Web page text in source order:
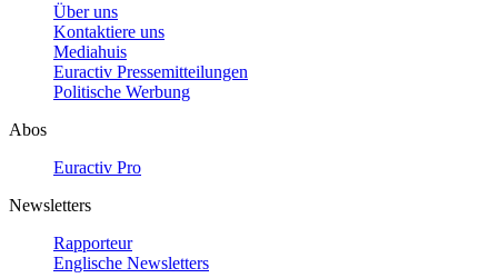
Über uns
Kontaktiere uns
Mediahuis
Euractiv Pressemitteilungen
Politische Werbung
Abos
Euractiv Pro
Newsletters
Rapporteur
Englische Newsletters